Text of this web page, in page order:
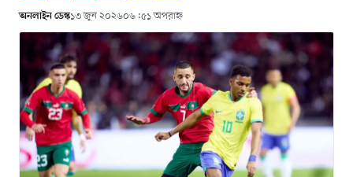
অনলাইন ডেস্ক১৩ জুন ২০২৬০৬:৫১ অপরাহ্ন